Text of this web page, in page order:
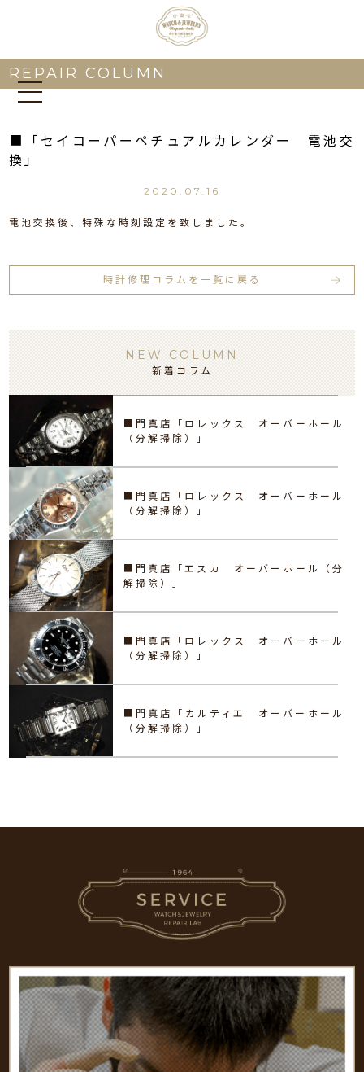
REPAIR COLUMN
■「セイコーパーペチュアルカレンダー 電池交
換」
2020.07.16
電池交換後、特殊な時刻設定を致しました。
時計修理コラムを一覧に戻る
NEW COLUMN
新着コラム
■門真店「ロレックス オーバーホール
（分解掃除）」
■門真店「ロレックス オーバーホール
（分解掃除）」
■門真店「エスカ オーバーホール（分
解掃除）」
■門真店「ロレックス オーバーホール
（分解掃除）」
■門真店「カルティエ オーバーホール
（分解掃除）」